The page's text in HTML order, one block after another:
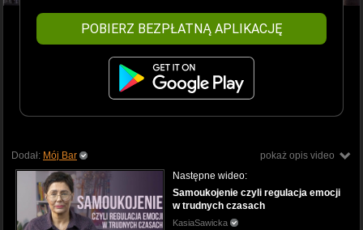
POBIERZ BEZPŁATNĄ APLIKACJĘ
pokaż opis video
Dodał: Mój Bar
Następne wideo:
Samoukojenie czyli regulacja emocji
w trudnych czasach
KasiaSawicka